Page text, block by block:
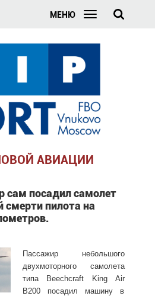
МЕНЮ
АВИАЦИИ
сам посадил самолет
смерти пилота на
Пассажир небольшого
двухмоторного самолета
типа Beechcraft King Air
B200 посадил машину в